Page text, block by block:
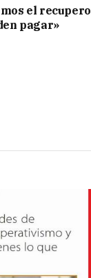
el recupero
pagar»